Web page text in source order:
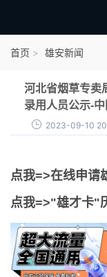
首页 雄安新闻
河北省烟草专卖
录用人员公示-
2023-09-10
点我=>在线申请
点我=>"雄才卡"